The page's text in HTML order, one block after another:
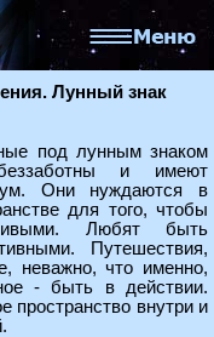
Лунный знак
под лунным знаком
и имеют
Они нуждаются в
для того, чтобы
Любят быть
Путешествия,
неважно, что именно,
- быть в действии.
пространство внутри и